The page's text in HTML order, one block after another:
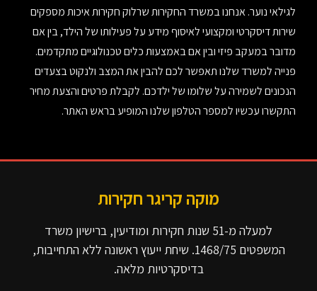
לגילאי נוער. אנחנו במשרד החקירות שרלוק חקירות איכות מספקים
שירות דיסקרטי ומקצועי לאיסוף מידע על פעילותו של הילד, בין אם
מדובר במעקב פיזי ובין אם באמצעות כלים טכנולוגיים מתקדמים.
פנייה למשרד שלנו תאפשר לכם להבין את המצב ולנקוט בצעדים
הנכונים לשמירה על שלומו של ילדכם. לקבלת פרטים והצעת מחיר
התקשרו עכשיו למספר הטלפון שלנו המופיע בראש האתר.
מוקה קריגר חקירות
למעלה מ-51 שנות חקירות ומודיעין, ברישיון משרד
המשפטים 1468/75. שיחת ייעוץ ראשונה ללא התחייבות,
בדיסקרטיות מלאה.